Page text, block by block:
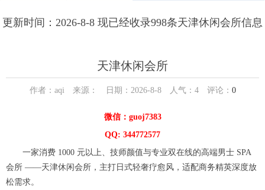
更新时间：2026-8-8 现已经收录998条天津休闲会所信息
天津休闲会所
作者：aqi 来源： 日期：2026-8-8 人气： 4评论： 0
微信：guoj7383
QQ: 344772577
一家消费 1000 元以上、技师颜值与专业双在线的高端男士 SPA
会所 ——天津休闲会所，主打日式轻奢疗愈风，适配商务精英深度放
松需求。